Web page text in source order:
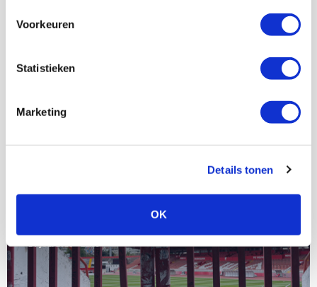
Voorkeuren
Statistieken
Marketing
Details tonen
OK
AUG
Servische maffiabaas in grauwe bak
en feesten met Tadic
24 JULI 2026 - 11:59